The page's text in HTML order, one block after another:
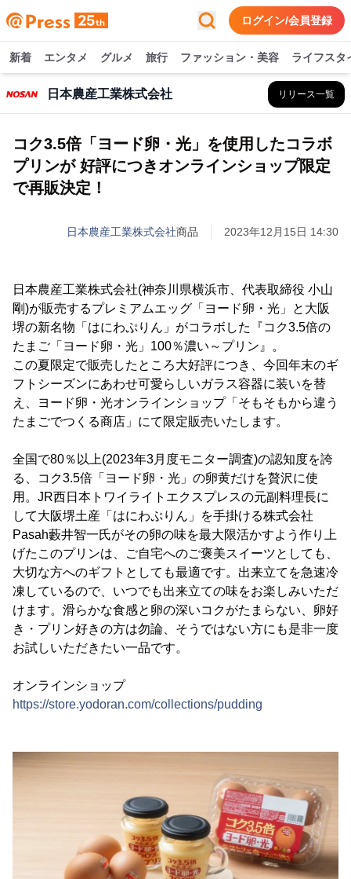
ログイン/会員登録
新着 エンタメ グルメ 旅行 ファッション・美容 ライフスタ
日本農産工業株式会社 リリース一覧
コク3.5倍「ヨード卵・光」を使用したコラボ
プリンが 好評につきオンラインショップ限定
で再販決定！
日本農産工業株式会社商品 2023年12月15日 14:30
日本農産工業株式会社(神奈川県横浜市、代表取締役 小山
剛)が販売するプレミアムエッグ「ヨード卵・光」と大阪
堺の新名物「はにわぷりん」がコラボした『コク3.5倍の
たまご「ヨード卵・光」100％濃い～プリン』。
この夏限定で販売したところ大好評につき、今回年末のギ
フトシーズンにあわせ可愛らしいガラス容器に装いを替
え、ヨード卵・光オンラインショップ「そもそもから違う
たまごでつくる商店」にて限定販売いたします。
全国で80％以上(2023年3月度モニター調査)の認知度を誇
る、コク3.5倍「ヨード卵・光」の卵黄だけを贅沢に使
用。JR西日本トワイライトエクスプレスの元副料理長に
して大阪堺土産「はにわぷりん」を手掛ける株式会社
Pasah藪井智一氏がその卵の味を最大限活かすよう作り上
げたこのプリンは、ご自宅へのご褒美スイーツとしても、
大切な方へのギフトとしても最適です。出来立てを急速冷
凍しているので、いつでも出来立ての味をお楽しみいただ
けます。滑らかな食感と卵の深いコクがたまらない、卵好
き・プリン好きの方は勿論、そうではない方にも是非一度
お試しいただきたい一品です。
オンラインショップ
https://store.yodoran.com/collections/pudding